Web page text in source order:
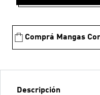
Comprá Mangas
Descripción